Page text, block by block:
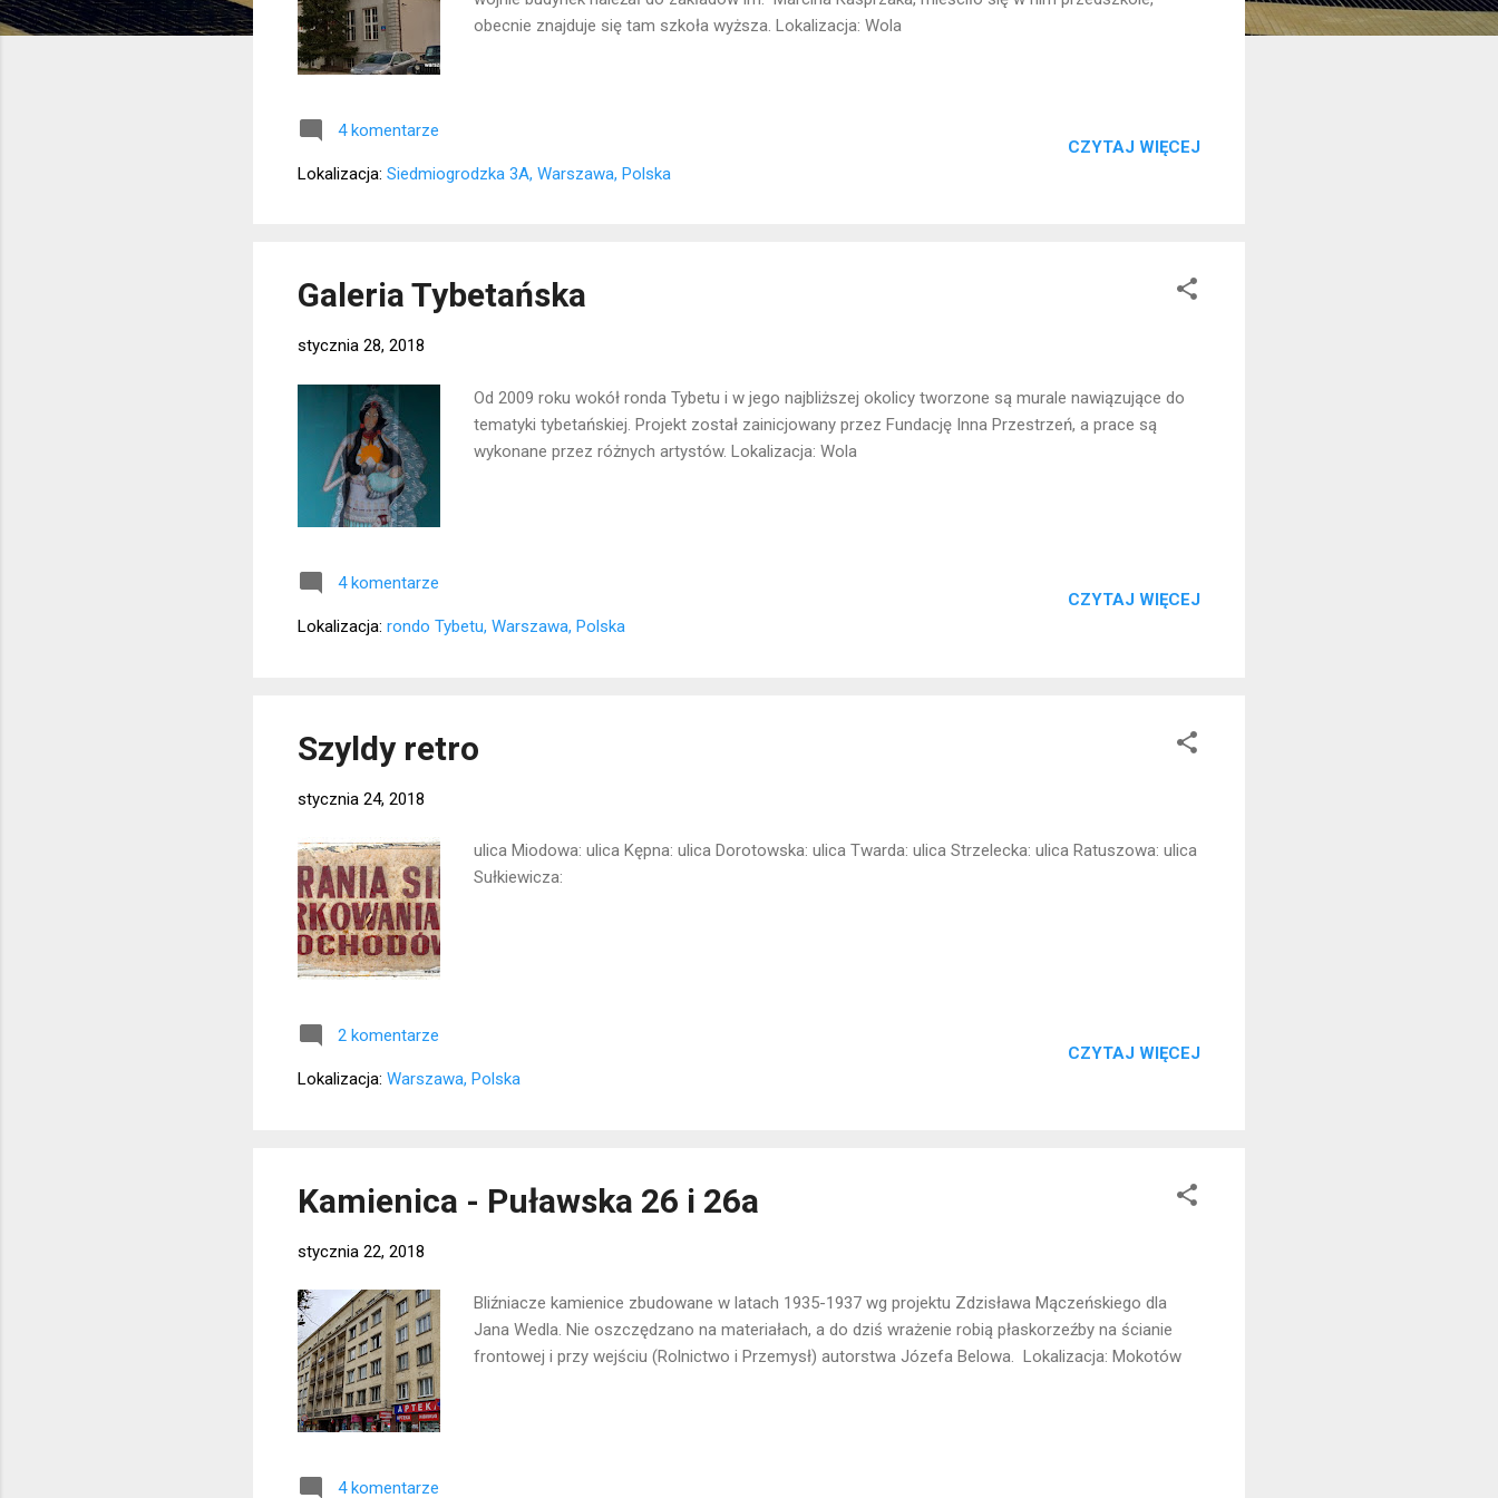
obecnie znajduje się tam szkoła wyższa. Lokalizacja: Wola
4 komentarze
Lokalizacja: Siedmiogrodzka 3A, Warszawa, Polska
CZYTAJ WIĘCEJ
Galeria Tybetańska
stycznia 28, 2018
Od 2009 roku wokół ronda Tybetu i w jego najbliższej okolicy tworzone są murale nawiązujące do
tematyki tybetańskiej. Projekt został zainicjowany przez Fundację Inna Przestrzeń, a prace są
wykonane przez różnych artystów. Lokalizacja: Wola
4 komentarze
Lokalizacja: rondo Tybetu, Warszawa, Polska
CZYTAJ WIĘCEJ
Szyldy retro
stycznia 24, 2018
ulica Miodowa: ulica Kępna: ulica Dorotowska: ulica Twarda: ulica Strzelecka: ulica Ratuszowa: ulica
Sułkiewicza:
2 komentarze
Lokalizacja: Warszawa, Polska
CZYTAJ WIĘCEJ
Kamienica - Puławska 26 i 26a
stycznia 22, 2018
Bliźniacze kamienice zbudowane w latach 1935-1937 wg projektu Zdzisława Mączeńskiego dla
Jana Wedla. Nie oszczędzano na materiałach, a do dziś wrażenie robią płaskorzeźby na ścianie
frontowej i przy wejściu (Rolnictwo i Przemysł) autorstwa Józefa Belowa. Lokalizacja: Mokotów
4 komentarze